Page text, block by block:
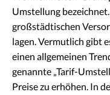
Umstellung
großstädtischen
lagen. Vermutlich gibt
einen allgemeinen
genannte „Tarif-
Preise zu erhöhen. In